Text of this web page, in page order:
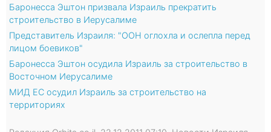
Баронесса Эштон призвала Израиль прекратить
строительство в Иерусалиме
Представитель Израиля: "ООН оглохла и ослепла перед
лицом боевиков"
Баронесса Эштон осудила Израиль за строительство в
Восточном Иерусалиме
МИД ЕС осудил Израиль за строительство на
территориях